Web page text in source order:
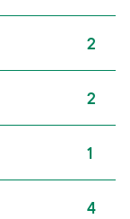
2
2
1
4